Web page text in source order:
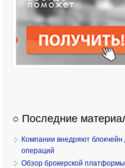
○ Последние
Компании внедряют
операций
Обзор брокерской